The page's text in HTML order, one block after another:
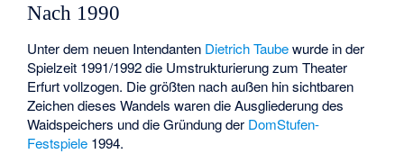
Nach 1990
Unter dem neuen Intendanten Dietrich Taubewurde in der
Spielzeit 1991/1992 die Umstrukturierung zum Theater
Erfurt vollzogen. Die größten nach außen hin sichtbaren
Zeichen dieses Wandels waren die Ausgliederung des
Waidspeichers und die Gründung der DomStufen-
Festspiele 1994.